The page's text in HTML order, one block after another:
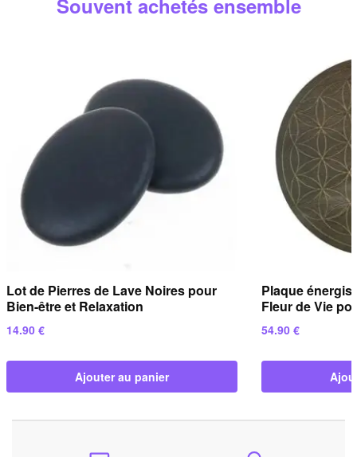
Souvent achetés ensemble
Lot de Pierres de Lave Noires pour
Bien-être et Relaxation
14.90 €
Ajouter au panier
Plaque
Fleur de Vie
54.90 €